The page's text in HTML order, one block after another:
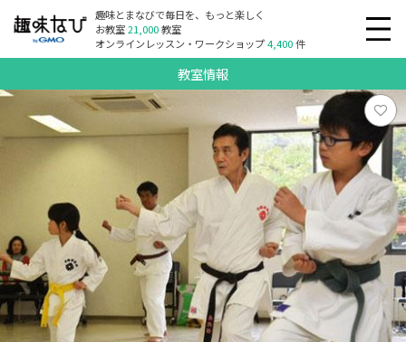
趣味とまなびで毎日を、もっと楽しく
お教室21,000教室
オンラインレッスン・ワークショップ4,400件
教室情報